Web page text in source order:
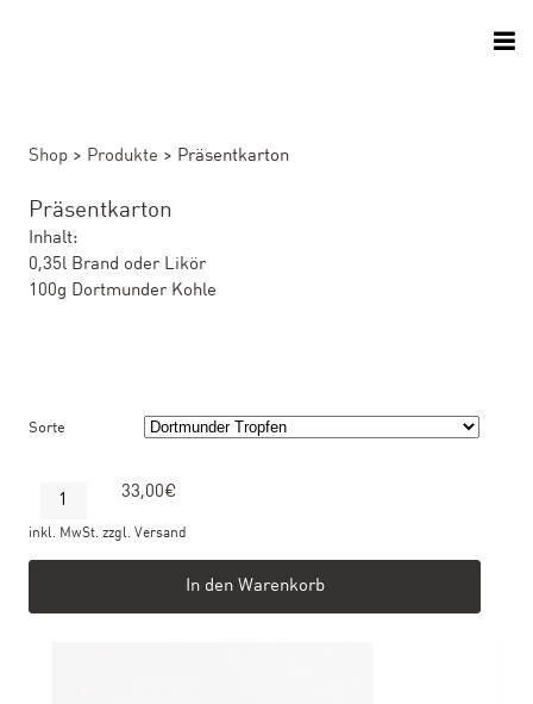
Shop > Produkte > Präsentkarton
Präsentkarton
Inhalt:
0,35l Brand oder Likör
100g Dortmunder Kohle
Sorte
33,00€
inkl. MwSt. zzgl. Versand
In den Warenkorb